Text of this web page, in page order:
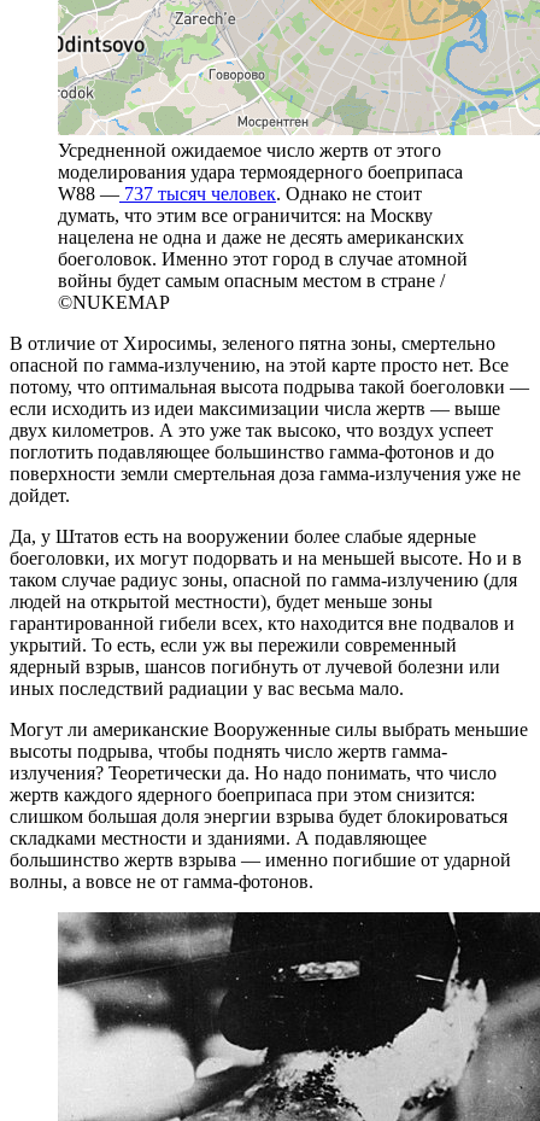
Усредненной ожидаемое число жертв от этого
моделирования удара термоядерного боеприпаса
W88 — 737 тысяч человек. Однако не стоит
думать, что этим все ограничится: на Москву
нацелена не одна и даже не десять американских
боеголовок. Именно этот город в случае атомной
войны будет самым опасным местом в стране /
©NUKEMAP
В отличие от Хиросимы, зеленого пятна зоны, смертельно
опасной по гамма-излучению, на этой карте просто нет. Все
потому, что оптимальная высота подрыва такой боеголовки —
если исходить из идеи максимизации числа жертв — выше
двух километров. А это уже так высоко, что воздух успеет
поглотить подавляющее большинство гамма-фотонов и до
поверхности земли смертельная доза гамма-излучения уже не
дойдет.
Да, у Штатов есть на вооружении более слабые ядерные
боеголовки, их могут подорвать и на меньшей высоте. Но и в
таком случае радиус зоны, опасной по гамма-излучению (для
людей на открытой местности), будет меньше зоны
гарантированной гибели всех, кто находится вне подвалов и
укрытий. То есть, если уж вы пережили современный
ядерный взрыв, шансов погибнуть от лучевой болезни или
иных последствий радиации у вас весьма мало.
Могут ли американские Вооруженные силы выбрать меньшие
высоты подрыва, чтобы поднять число жертв гамма-
излучения? Теоретически да. Но надо понимать, что число
жертв каждого ядерного боеприпаса при этом снизится:
слишком большая доля энергии взрыва будет блокироваться
складками местности и зданиями. А подавляющее
большинство жертв взрыва — именно погибшие от ударной
волны, а вовсе не от гамма-фотонов.